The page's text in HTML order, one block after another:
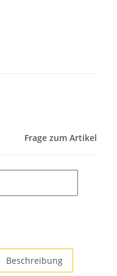
Frage zum Artikel
Beschreibung